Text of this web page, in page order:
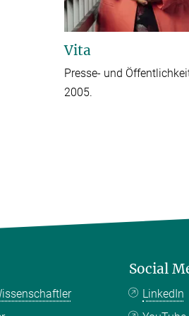
Vita
Presse- und
2005.
Social
LinkedIn